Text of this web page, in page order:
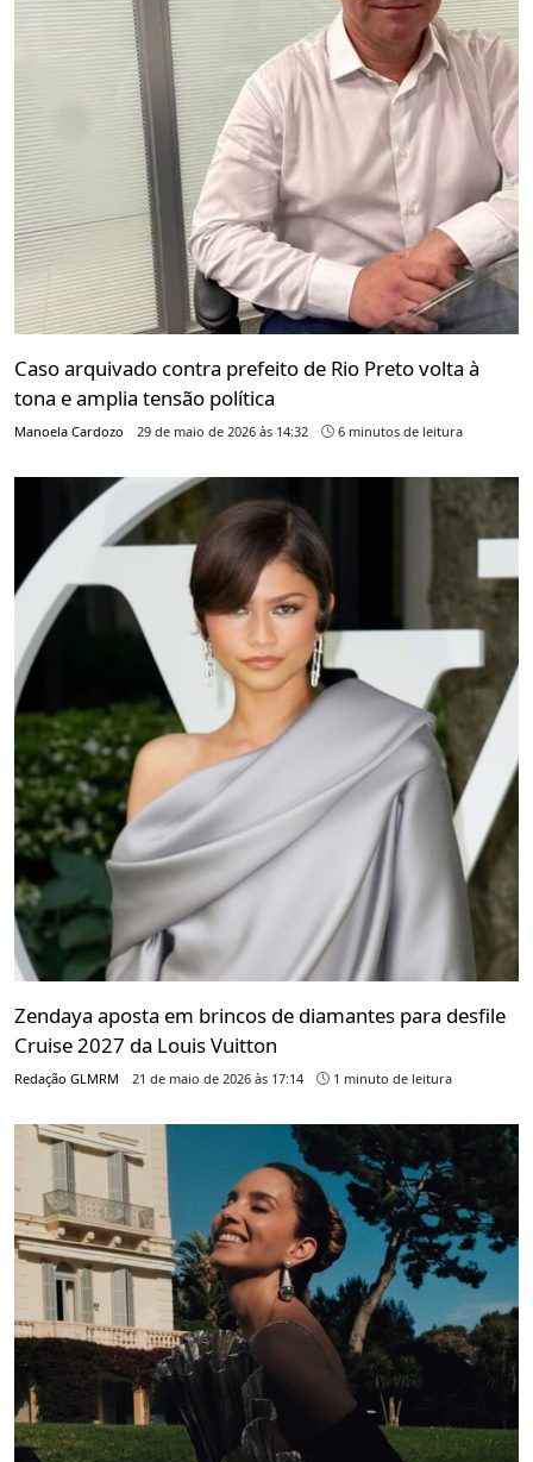
Caso arquivado contra prefeito de Rio Preto volta à
tona e amplia tensão política
Manoela Cardozo 29 de maio de 2026 às 14:32 6 minutos de leitura
Zendaya aposta em brincos de diamantes para desfile
Cruise 2027 da Louis Vuitton
Redação GLMRM 21 de maio de 2026 às 17:14 1 minuto de leitura